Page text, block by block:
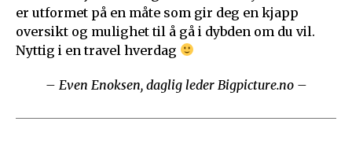
er utformet på en måte som gir deg en kjapp
oversikt og mulighet til å gå i dybden om du vil.
Nyttig i en travel hverdag
– Even Enoksen, daglig leder Bigpicture.no –